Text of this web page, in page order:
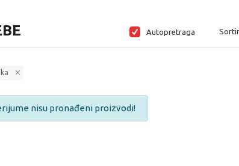
Autopretraga
nisu pronađeni proizvodi!